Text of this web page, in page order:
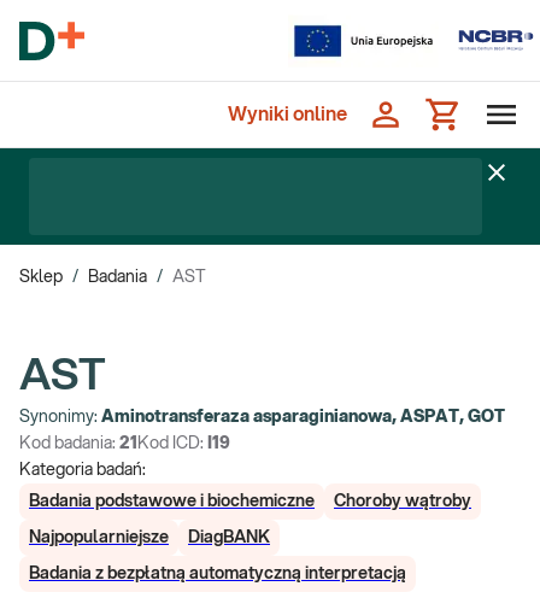
Wyniki online
Sklep / Badania / AST
AST
Synonimy: Aminotransferaza asparaginianowa, ASPAT, GOT
Kod badania: 21 Kod ICD: I19
Kategoria badań:
Badania podstawowe i biochemiczne
Choroby wątroby
Najpopularniejsze DiagBANK
Badania z bezpłatną automatyczną interpretacją